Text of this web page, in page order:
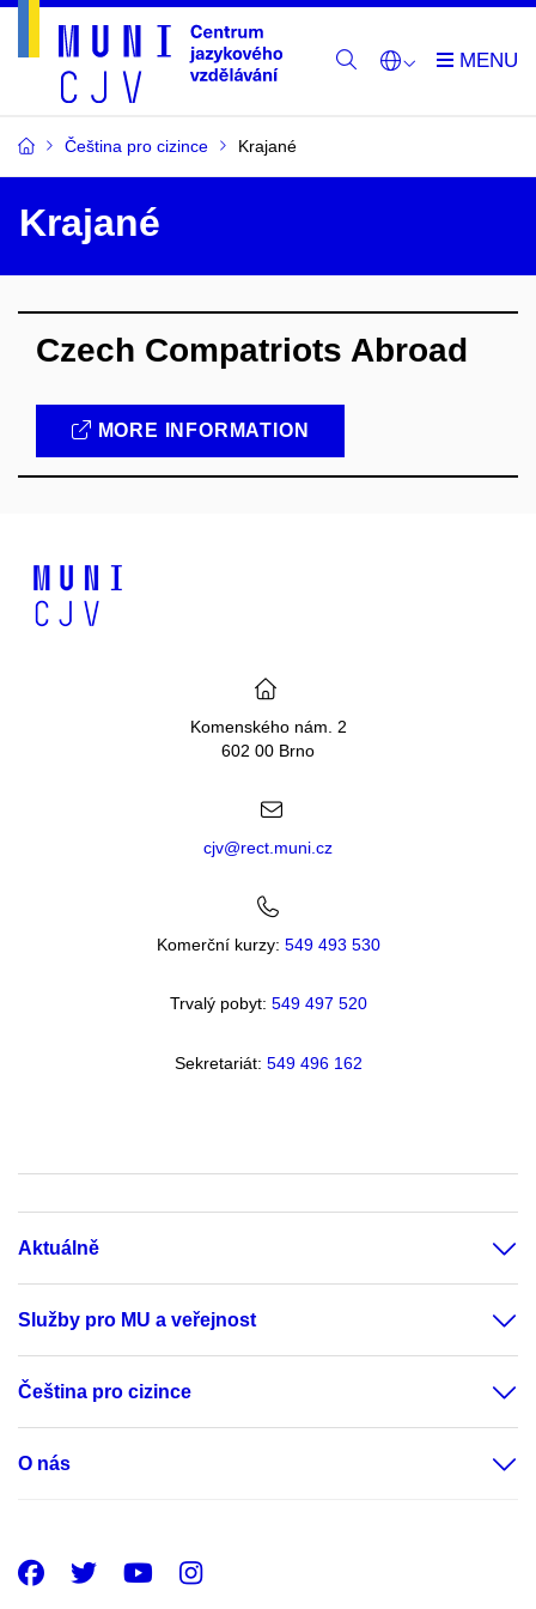
Čeština pro cizince Krajané
Krajané
Czech Compatriots Abroad
MORE INFORMATION
Komenského nám. 2
602 00 Brno
cjv@rect.muni.cz
Komerční kurzy: 549 493 530
Trvalý pobyt: 549 497 520
Sekretariát: 549 496 162
Aktuálně
Služby pro MU a veřejnost
Čeština pro cizince
O nás
Facebook
Twitter
Youtube
Instagram